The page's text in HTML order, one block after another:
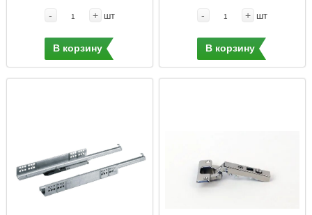
- + шт
В корзину
- + шт
В корзину